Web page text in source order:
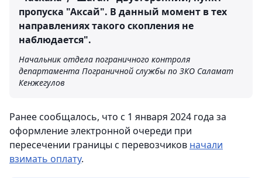
пропуска "Аксай". В данный момент в тех
направлениях такого скопления не
наблюдается".
Начальник отдела пограничного контроля
департамента Пограничной службы по ЗКО Саламат
Кенжегулов
Ранее сообщалось, что с 1 января 2024 года за
оформление электронной очереди при
пересечении границы с перевозчиков начали
взимать оплату.